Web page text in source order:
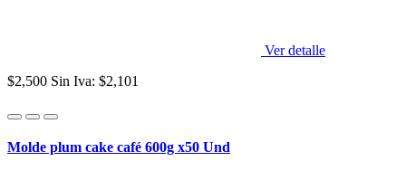
Ver detalle
$2,500 Sin Iva: $2,101
Molde plum cake café 600g x50 Und